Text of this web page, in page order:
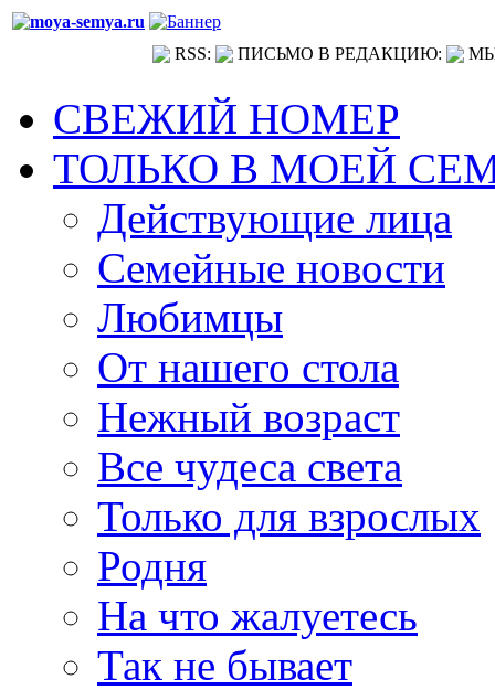
RSS: ПИСЬМО В РЕДАКЦИЮ:
СВЕЖИЙ НОМЕР
ТОЛЬКО В МОЕЙ
Действующие лица
Семейные новости
Любимцы
От нашего стола
Нежный возраст
Все чудеса света
Только для взрослых
Родня
На что жалуетесь
Так не бывает